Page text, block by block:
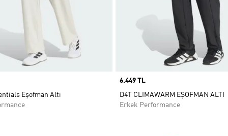
Eşofman Altı
Price
6.449 TL
D4T CLIMAWARM EŞOFMAN ALTI
Erkek Performance